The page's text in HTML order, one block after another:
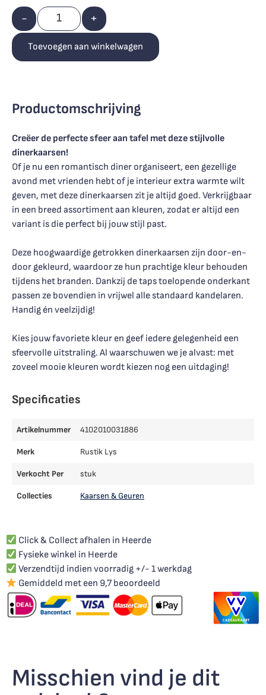
- +
Toevoegen aan winkelwagen
Productomschrijving
Creëer de perfecte sfeer aan tafel met deze stijlvolle
dinerkaarsen!
Of je nu een romantisch diner organiseert, een gezellige
avond met vrienden hebt of je interieur extra warmte wilt
geven, met deze dinerkaarsen zit je altijd goed. Verkrijgbaar
in een breed assortiment aan kleuren, zodat er altijd een
variant is die perfect bij jouw stijl past.
Deze hoogwaardige getrokken dinerkaarsen zijn door-en-
door gekleurd, waardoor ze hun prachtige kleur behouden
tijdens het branden. Dankzij de taps toelopende onderkant
passen ze bovendien in vrijwel alle standaard kandelaren.
Handig én veelzijdig!
Kies jouw favoriete kleur en geef iedere gelegenheid een
sfeervolle uitstraling. Al waarschuwen we je alvast: met
zoveel mooie kleuren wordt kiezen nog een uitdaging!
Specificaties
Artikelnummer 4102010031886
Merk Rustik Lys
Verkocht Per stuk
Collecties Kaarsen & Geuren
Click & Collect afhalen in Heerde
Fysieke winkel in Heerde
Verzendtijd indien voorradig +/- 1 werkdag
Gemiddeld met een 9,7 beoordeeld
Misschien vind je dit